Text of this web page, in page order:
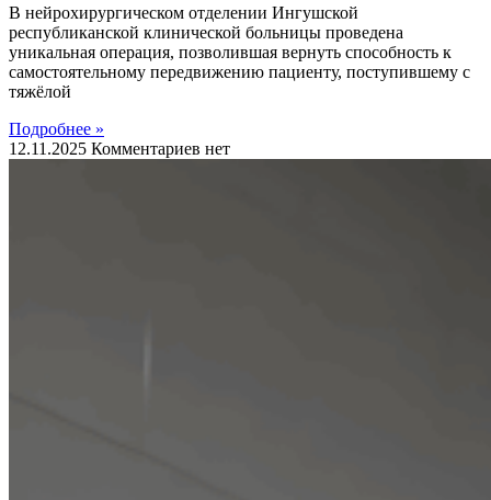
В нейрохирургическом отделении Ингушской
республиканской клинической больницы проведена
уникальная операция, позволившая вернуть способность к
самостоятельному передвижению пациенту, поступившему с
тяжёлой
Подробнее »
12.11.2025 Комментариев нет